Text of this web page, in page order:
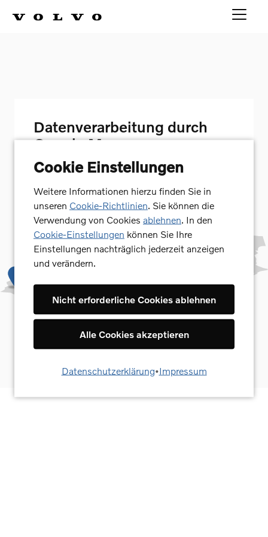
Datenverarbeitung durch
Google Maps
Für die Darstellung der Google Maps-Karte auf
dieser Seite benötigen wir Ihre Einwilligung.
Sofern Sie einwilligen, wird Google Ireland
personenbezogenen Daten wie etwa Ihre IP-
Adresse und Ihr Nutzungsverhalten verarbeiten.
Sofern Sie einwilligen, speichern wir dies in
einem Cookie. Ihre Einwilligung können Sie
jederzeit mit Wirkung für die Zukunft
klicken. Weitere Informationen finden Sie in
unserer Datenschutzerklärung.
Ja, ich stimme zu
Cookie Einstellungen
Weitere Informationen hierzu finden Sie in
unseren Cookie-Richtlinien. Sie können die
Verwendung von Cookies ablehnen. In den
Cookie-Einstellungen können Sie Ihre
Einstellungen nachträglich jederzeit anzeigen
und verändern.
Nicht erforderliche Cookies ablehnen
Alle Cookies akzeptieren
Datenschutzerklärung•Impressum